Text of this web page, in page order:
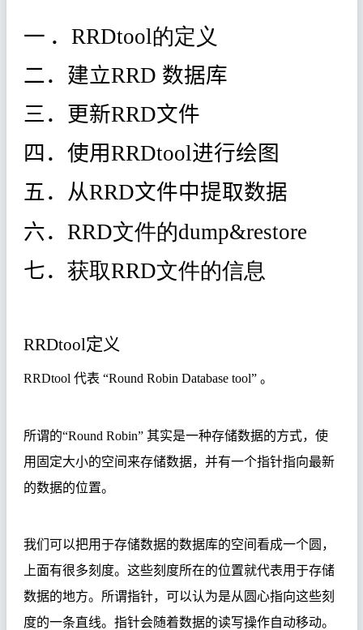
一 ． RRDtool的定 义
二． 建立RRD 数据库
三． 更新RRD文件
四． 使用RRDtool进行绘图
五． 从RRD文件中提取数据
六． RRD文件的dump&restore
七． 获取RRD文件的信息
RRDtool定义
RRDtool 代表 “Round Robin Database tool” 。
所谓的“Round Robin” 其实是一种存储数据的方式，使
用固定大小的空间来存储数据，并有一个指针指向最新
的数据的位置。
我们可以把用于存储数据的数据库的空间看成一个圆，
上面有很多刻度。 这些刻度所在的位置就代表用于存储
数据的地方。所谓指针，可以认为是从圆心指向这些刻
度的一条直线。指针会随着数据的读写操作自动移动。